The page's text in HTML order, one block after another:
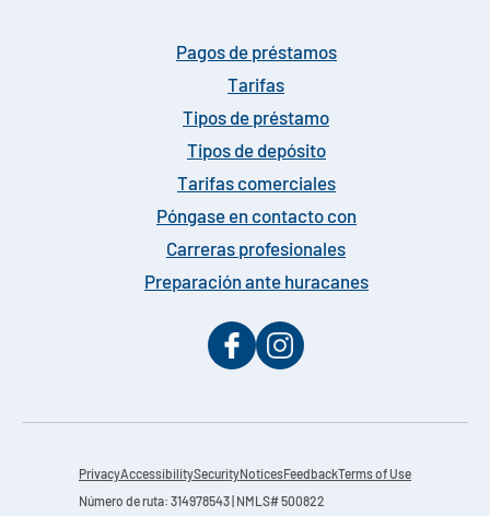
Pagos de préstamos
Tarifas
Tipos de préstamo
Tipos de depósito
Tarifas comerciales
Póngase en contacto con
Carreras profesionales
Preparación ante huracanes
PrivacyAccessibilitySecurityNoticesFeedback Terms of Use
Número de ruta: 314978543 | NMLS# 500822